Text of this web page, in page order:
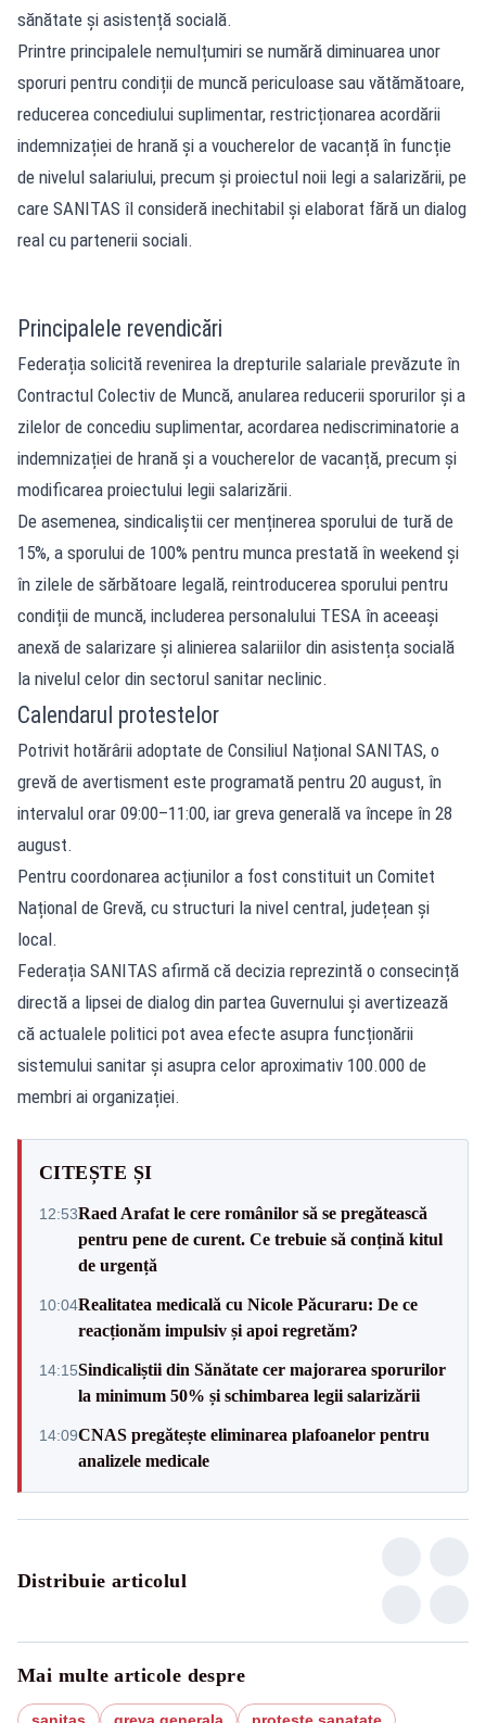
sănătate și asistență socială.
Printre principalele nemulțumiri se numără diminuarea unor
sporuri pentru condiții de muncă periculoase sau vătămătoare,
reducerea concediului suplimentar, restricționarea acordării
indemnizației de hrană și a voucherelor de vacanță în funcție
de nivelul salariului, precum și proiectul noii legi a salarizării, pe
care SANITAS îl consideră inechitabil și elaborat fără un dialog
real cu partenerii sociali.
Principalele revendicări
Federația solicită revenirea la drepturile salariale prevăzute în
Contractul Colectiv de Muncă, anularea reducerii sporurilor și a
zilelor de concediu suplimentar, acordarea nediscriminatorie a
indemnizației de hrană și a voucherelor de vacanță, precum și
modificarea proiectului legii salarizării.
De asemenea, sindicaliștii cer menținerea sporului de tură de
15%, a sporului de 100% pentru munca prestată în weekend și
în zilele de sărbătoare legală, reintroducerea sporului pentru
condiții de muncă, includerea personalului TESA în aceeași
anexă de salarizare și alinierea salariilor din asistența socială
la nivelul celor din sectorul sanitar neclinic.
Calendarul protestelor
Potrivit hotărârii adoptate de Consiliul Național SANITAS, o
grevă de avertisment este programată pentru 20 august, în
intervalul orar 09:00–11:00, iar greva generală va începe în 28
august.
Pentru coordonarea acțiunilor a fost constituit un Comitet
Național de Grevă, cu structuri la nivel central, județean și
local.
Federația SANITAS afirmă că decizia reprezintă o consecință
directă a lipsei de dialog din partea Guvernului și avertizează
că actualele politici pot avea efecte asupra funcționării
sistemului sanitar și asupra celor aproximativ 100.000 de
membri ai organizației.
CITEȘTE ȘI
12:53Raed Arafat le cere românilor să se pregătească
pentru pene de curent. Ce trebuie să conțină kitul
de urgență
10:04Realitatea medicală cu Nicole Păcuraru: De ce
reacționăm impulsiv și apoi regretăm?
14:15Sindicaliștii din Sănătate cer majorarea sporurilor
la minimum 50% și schimbarea legii salarizării
14:09CNAS pregătește eliminarea plafoanelor pentru
analizele medicale
Distribuie articolul
Mai multe articole despre
sanitas greva generala proteste sanatate